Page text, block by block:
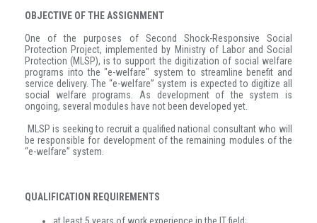
OBJECTIVE OF THE ASSIGNMENT
One of the purposes of Second Shock-Responsive Social
Protection Project, implemented by Ministry of Labor and Social
Protection (MLSP), is to support the digitization of social welfare
programs into the "e-welfare" system to streamline benefit and
service delivery. The “e-welfare” system is expected to digitize all
social welfare programs. As development of the system is
ongoing, several modules have not been developed yet.
MLSP is seeking to recruit a qualified national consultant who will
be responsible for development of the remaining modules of the
“e-welfare” system.
QUALIFICATION REQUIREMENTS